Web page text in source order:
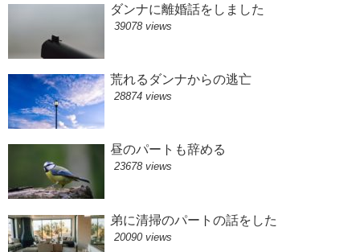
ダンナに離婚話をしました
39078 views
荒れるダンナからの逃亡
28874 views
昼のパートも辞める
23678 views
弟に清掃のパートの話をした
20090 views